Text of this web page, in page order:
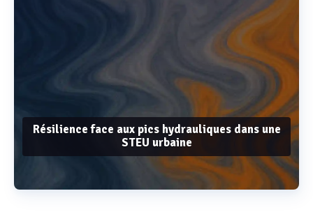
Résilience face aux pics hydrauliques dans une
STEU urbaine